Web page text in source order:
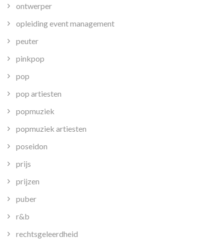
ontwerper
opleiding event management
peuter
pinkpop
pop
pop artiesten
popmuziek
popmuziek artiesten
poseidon
prijs
prijzen
puber
r&b
rechtsgeleerdheid